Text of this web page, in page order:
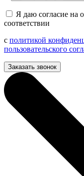
Я даю согласие на
соответствии
с политикой
пользовательского
Заказать звонок